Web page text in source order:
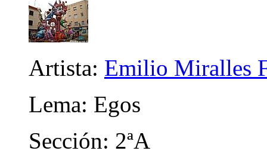
Artista: Emilio Miralles
Lema: Egos
Sección: 2ªA